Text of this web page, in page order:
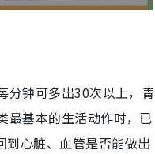
分钟可多出30次以上，青
基本的生活动作时，已
心脏、血管是否能做出